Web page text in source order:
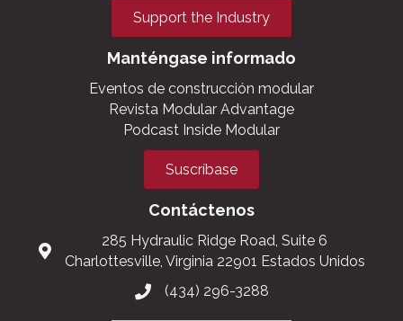
Support the Industry
Manténgase informado
Eventos de construcción modular
Revista Modular Advantage
Podcast Inside Modular
Suscríbase
Contáctenos
285 Hydraulic Ridge Road, Suite 6
Charlottesville, Virginia 22901 Estados Unidos
(434) 296-3288